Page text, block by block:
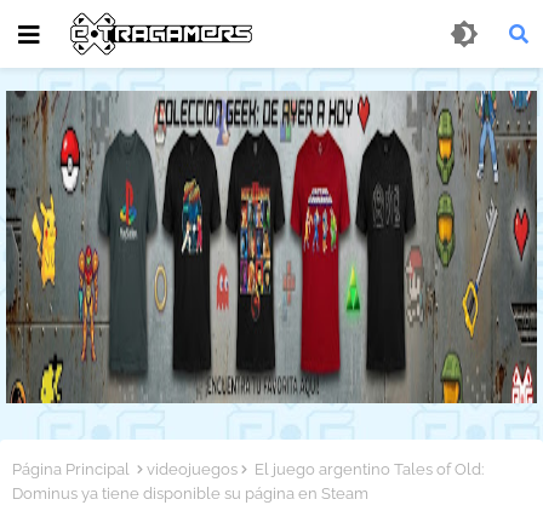
Página Principal videojuegos
El juego argentino Tales of Old:
Dominus ya tiene disponible su página en Steam